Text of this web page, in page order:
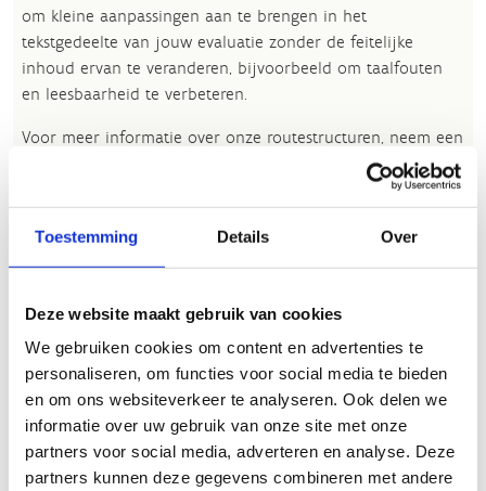
Toestemming Details Over
Deze website maakt gebruik van cookies
We gebruiken cookies om content en advertenties te
personaliseren, om functies voor social media te bieden
en om ons websiteverkeer te analyseren. Ook delen we
informatie over uw gebruik van onze site met onze
partners voor social media, adverteren en analyse. Deze
partners kunnen deze gegevens combineren met andere
om kleine aanpassingen aan te brengen in het
tekstgedeelte van jouw evaluatie zonder de feitelijke
inhoud ervan te veranderen, bijvoorbeeld om taalfouten
en leesbaarheid te verbeteren.​
Voor meer informatie over onze routestructuren, neem een
Wil je een probleem melden op een route? Ga dan naar
hetRoutemeldpunt
Heb je een vraag, contacteer ons via
ALGEMENE BEOORDELING *
slecht